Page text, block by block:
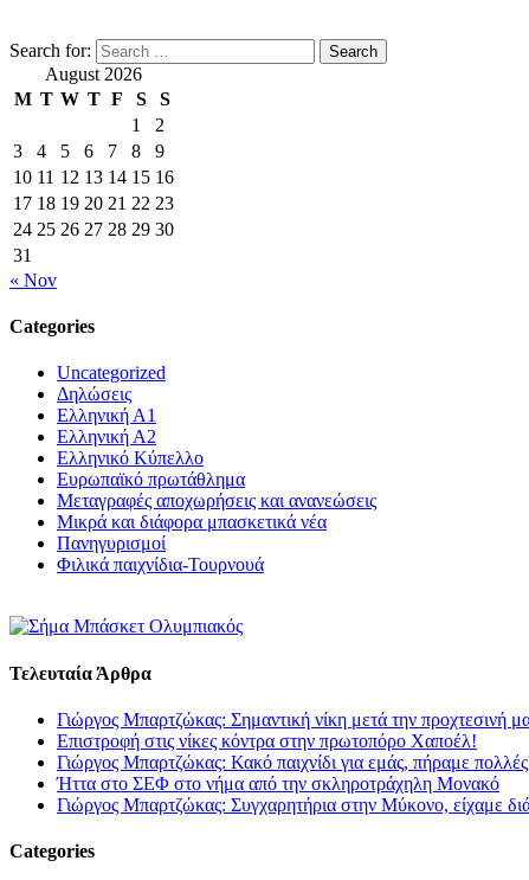
Search for:
August 2026
M T W T F S
S
1
2
3
4 5 6 7 8
9
10 11 12 13 14 15 16
17 18 19 20 21 22 23
24 25 26 27 28 29 30
31
« Nov
Categories
Uncategorized
Δηλώσεις
Ελληνική Α1
Ελληνική Α2
Ελληνικό Κύπελλο
Ευρωπαϊκό πρωτάθλημα
Μεταγραφές αποχωρήσεις και ανανεώσεις
Μικρά και διάφορα μπασκετικά νέα
Πανηγυρισμοί
Φιλικά παιχνίδια-Τουρνουά
Τελευταία Άρθρα
Γιώργος Μπαρτζώκας: Σημαντική νίκη μετά την προχτεσινή
Επιστροφή στις νίκες κόντρα στην πρωτοπόρο Χαποέλ!
Γιώργος Μπαρτζώκας: Κακό παιχνίδι για εμάς, πήραμε
Ήττα στο ΣΕΦ στο νήμα από την σκληροτράχηλη Μονακό
Γιώργος Μπαρτζώκας: Συγχαρητήρια στην Μύκονο, είχαμε
Categories